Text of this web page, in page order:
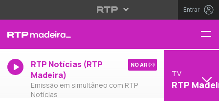
Entrar
RTP Notícias (RTP
Madeira)
Emissão em simultâneo com RTP
Notícias
NO AR
TV
RTP